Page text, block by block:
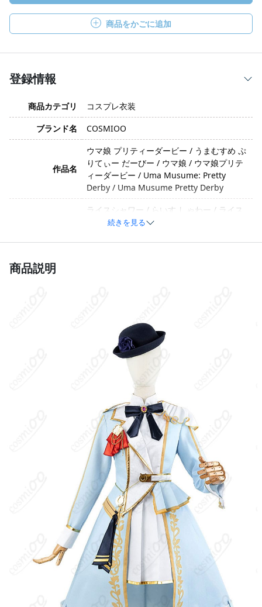
商品をかごに追加
登録情報
商品カテゴリ
コスプレ衣装
ブランド名
COSMIOO
作品名
ウマ娘 プリティーダービー / うまむすめ ぷ
りてぃー だーびー / ウマ娘 / ウマ娘プリテ
ィーダービー / Uma Musume: Pretty
Derby / Uma Musume Pretty Derby
ライスシャワー / らいす しゃわー / ライス
/ ライスちゃん / Rice Shower
ポリエステル混紡・合成皮革・サテン・薄
が変更となる場合があります。
S、M、L、XL
加工に7～15営業日、配送に5～7営業日（※
土日祝除く）、合計で12～22営業日程度で
クレジットカード（VISA、Master、JCB、
Discover、AMERICAN EXPRESS）、
PayPal、銀行振込
コスプレイベント、写真撮影、舞台、公
演、ハロウィン、アニメコン、パーティー
収納方法
ハンガーに吊るす、収納ケースに入れる、
衣装袋に保管
商品状態
新品未使用
洗濯方法
手洗い推奨、漂白不可
『ウマ娘 プリティーダービー』に登場する育成ウマ娘。引っ込み
思案で健気な性格で、実在の日本の競走馬「ライスシャワー」に
由来する。今回のコスプレ対象となる衣装バージョンは「スノー
続きを見る
商品説明